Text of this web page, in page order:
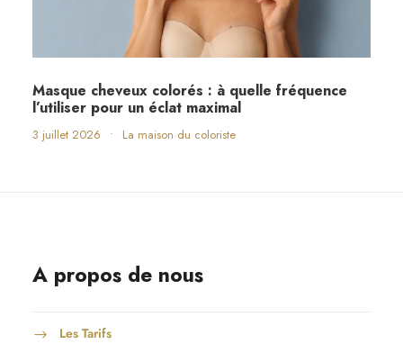
Masque cheveux colorés : à quelle fréquence
l’utiliser pour un éclat maximal
3 juillet 2026 • La maison du coloriste
A propos de nous
Les Tarifs